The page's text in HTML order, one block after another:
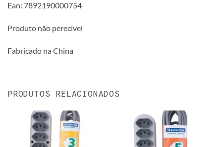
Ean: 7892190000754
Produto não perecível
Fabricado na China
PRODUTOS RELACIONADOS